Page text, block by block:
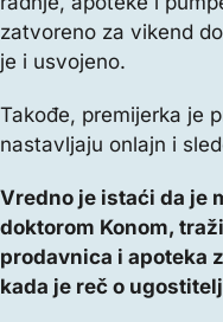
zatvoreno za vikend
je i usvojeno.
Takođe, premijerka je
nastavljaju onlajn i
Vredno je istaći da je
doktorom Konom,
prodavnica i apoteka
kada je reč o